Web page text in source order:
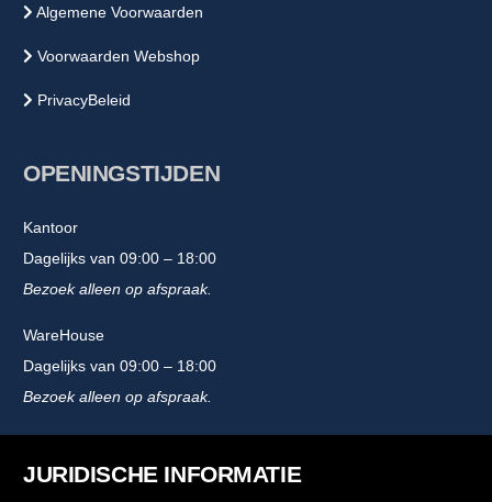
Algemene Voorwaarden
Voorwaarden Webshop
PrivacyBeleid
OPENINGSTIJDEN
Kantoor
Dagelijks van 09:00 – 18:00
Bezoek alleen op afspraak.
WareHouse
Dagelijks van 09:00 – 18:00
Bezoek alleen op afspraak.
JURIDISCHE INFORMATIE